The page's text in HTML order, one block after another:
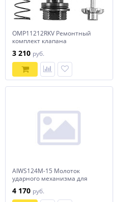
OMP11212RKV Ремонтный
комплект клапана
OMP11212
3 210 руб.
AIWS124M-15 Молоток
ударного механизма для
AIWS124M
4 170 руб.